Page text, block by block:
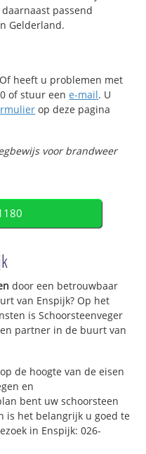
passend
Gelderland.
heeft u problemen met
of stuur eene-mail. U
op deze pagina
voor brandweer
door een betrouwbaar
van Enspijk? Op het
is Schoorsteenveger
partner in de buurt van
de hoogte van de eisen
en
bent uw schoorsteen
is het belangrijk u goed te
in Enspijk: 026-